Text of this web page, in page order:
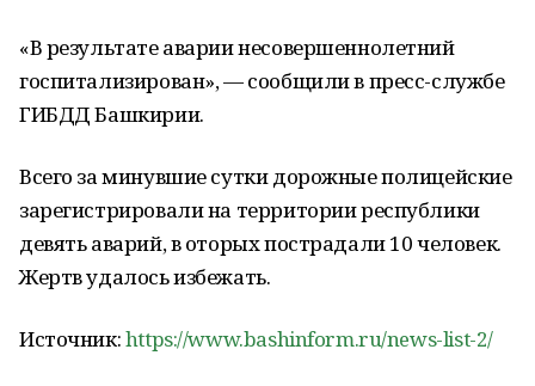
«В результате аварии несовершеннолетний
госпитализирован», — сообщили в пресс-службе
ГИБДД Башкирии.
Всего за минувшие сутки дорожные полицейские
зарегистрировали на территории республики
девять аварий, в оторых пострадали 10 человек.
Жертв удалось избежать.
Источник:https://www.bashinform.ru/news-list-2/